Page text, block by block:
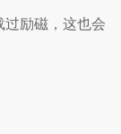
过励磁，这也会